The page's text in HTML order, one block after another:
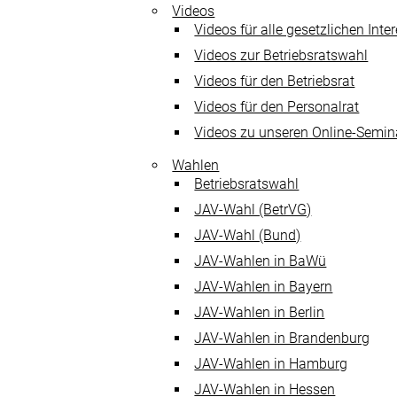
Videos
Videos für alle gesetzlichen
Videos zur Betriebsratswahl
Videos für den Betriebsrat
Videos für den Personalrat
Videos zu unseren Online-
Wahlen
Betriebsratswahl
JAV-Wahl (BetrVG)
JAV-Wahl (Bund)
JAV-Wahlen in BaWü
JAV-Wahlen in Bayern
JAV-Wahlen in Berlin
JAV-Wahlen in Brandenburg
JAV-Wahlen in Hamburg
JAV-Wahlen in Hessen